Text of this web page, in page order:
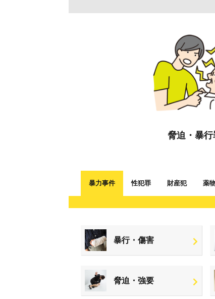
脅迫・暴行
暴力事件 性犯罪 財産犯 薬
暴行・傷害
脅迫・強要